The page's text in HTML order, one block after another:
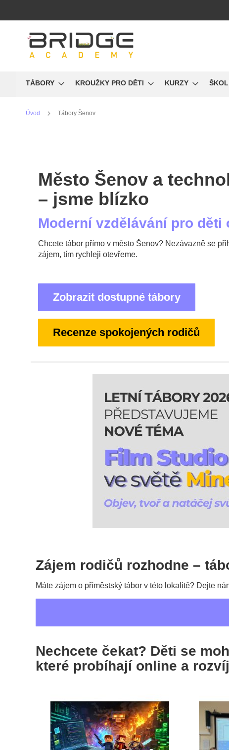
na
TÁBORY KROUŽKY PRO DĚTI KURZY
Úvod Tábory Šenov
Město Šenov a
– jsme blízko
Moderní vzdělávání pro děti
Chcete tábor přímo v město Šenov? Nezávazně se
zájem, tím rychleji otevřeme.
Zobrazit dostupné tábory
Recenze spokojených rodičů
Zájem rodičů rozhodne –
Máte zájem o příměstský tábor v této lokalitě? Dejte
Nechcete čekat? Děti se
které probíhají online a